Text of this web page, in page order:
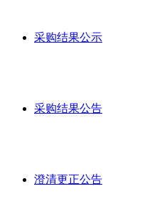
采购结果公示
采购结果公告
澄清更正公告